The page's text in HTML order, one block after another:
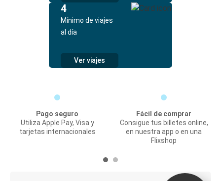
4
Mínimo de viajes
al día
Ver viajes
Pago seguro
Utiliza Apple Pay, Visa y
tarjetas internacionales
Fácil de comprar
Consigue tus billetes online,
en nuestra app o en una
Flixshop